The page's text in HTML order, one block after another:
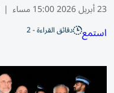
23 أبريل 2026 15:00 مساء |
استمع دقائق القراءة - 2